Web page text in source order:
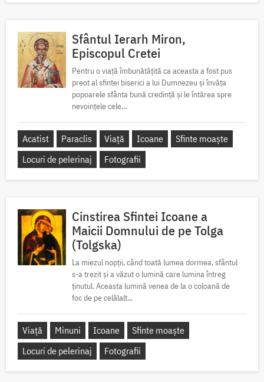
Sfântul Ierarh Miron,
Episcopul Cretei
Pentru o viață îmbunătățită ca aceasta a fost pus
preot al sfintei biserici a lui Dumnezeu și învăța
popoarele sfânta bună credință și le întărea spre
nevoințele cele...
Acatist Paraclis Viață Icoane
Sfinte moaște
Locuri de pelerinaj
Fotografii
Cinstirea Sfintei Icoane a
Maicii Domnului de pe Tolga
(Tolgska)
La miezul nopții, când toată lumea dormea, sfântul
s-a trezit și a văzut o lumină care lumina întreg
ținutul. Aceasta lumină venea de la o coloană de
foc de pe celălalt...
Viață Minuni Icoane
Sfinte moaște
Locuri de pelerinaj
Fotografii